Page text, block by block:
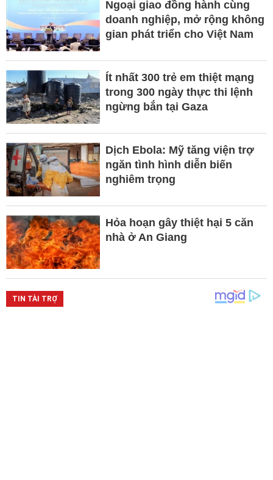
Ngoại giao đồng hành cùng
doanh nghiệp, mở rộng không
gian phát triển cho Việt Nam
Ít nhất 300 trẻ em thiệt mạng
trong 300 ngày thực thi lệnh
ngừng bắn tại Gaza
Dịch Ebola: Mỹ tăng viện trợ
ngăn tình hình diễn biến
nghiêm trọng
Hỏa hoạn gây thiệt hại 5 căn
nhà ở An Giang